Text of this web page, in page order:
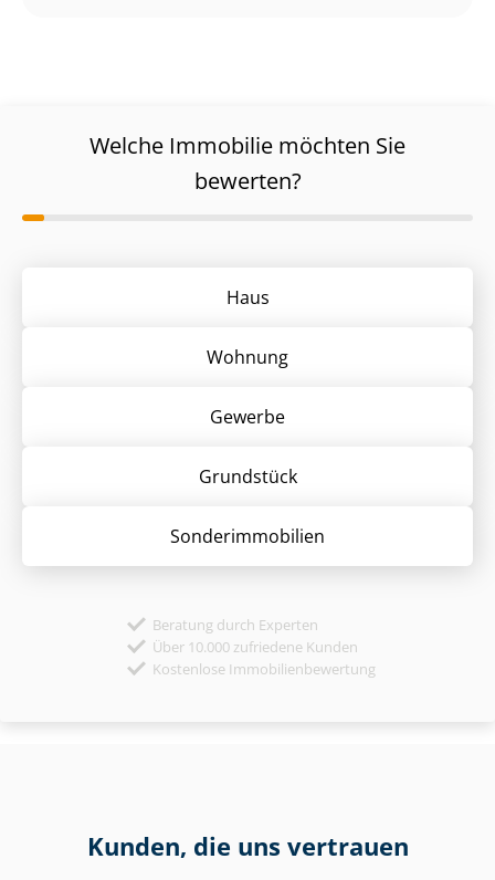
Welche Immobilie möchten Sie
bewerten?
Haus
Wohnung
Gewerbe
Grund­stück
Sonder­immobilien
Beratung durch Experten
Über 10.000 zufriedene Kunden
Kostenlose Immobilienbewertung
Kunden, die uns vertrauen